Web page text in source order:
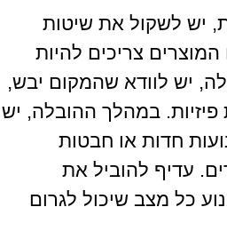
יש לשקול את שיטות
צריכים להיות
יש לוודא שהמקום יבש,
פיזיות. במהלך ההובלה, יש
חדות או חבטות
עדיף להוביל את
כל מצב שיכול לגרום